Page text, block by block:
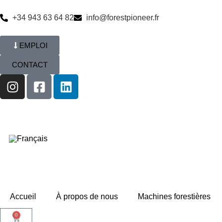
+34 943 63 64 82 info@forestpioneer.fr
EMPLOI
CONTACT
Accueil À propos de nous Machines forestières
0